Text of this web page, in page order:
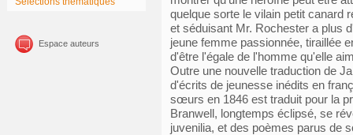
Espace auteurs
quelque sorte le vilain petit canard
et séduisant Mr. Rochester a plus
jeune femme passionnée, tiraillée
d'être l'égale de l'homme qu'elle
Outre une nouvelle traduction de
d'écrits de jeunesse inédits en
sœurs en 1846 est traduit pour la
Branwell, longtemps éclipsé, se
juvenilia, et des poèmes parus de